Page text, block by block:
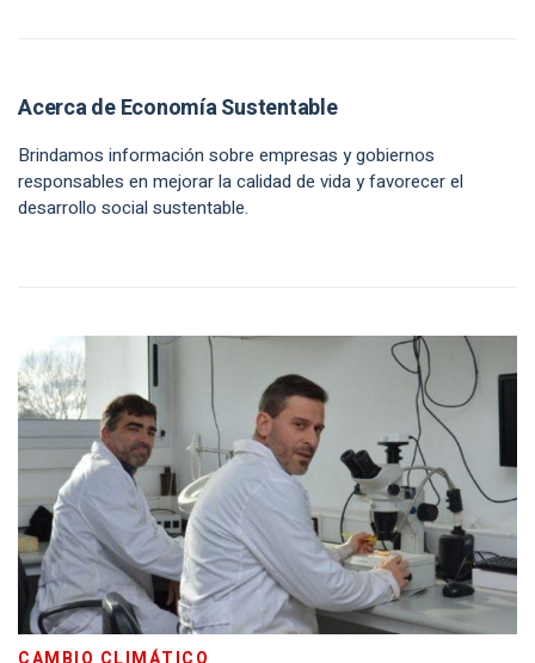
Acerca de Economía Sustentable
Brindamos información sobre empresas y gobiernos
responsables en mejorar la calidad de vida y favorecer el
desarrollo social sustentable.